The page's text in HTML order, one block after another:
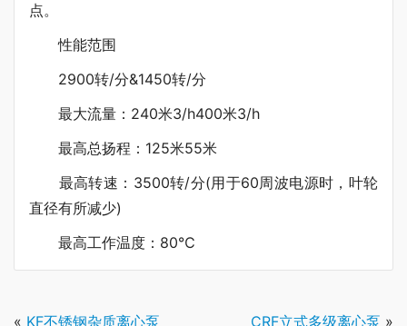
点。
性能范围
2900转/分&1450转/分
最大流量：240米3/h400米3/h
最高总扬程：125米55米
最高转速：3500转/分(用于60周波电源时，叶轮
直径有所减少)
最高工作温度：80℃
« KF不锈钢杂质离心泵 CRF立式多级离心泵 »